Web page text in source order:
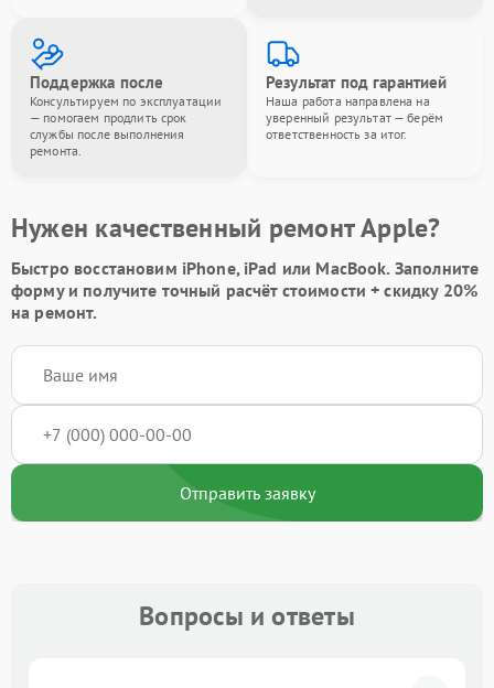
Поддержка после
Консультируем по эксплуатации
— помогаем продлить срок
службы после выполнения
ремонта.
Результат под гарантией
Наша работа направлена на
уверенный результат — берём
ответственность за итог.
Нужен качественный ремонт Apple?
Быстро восстановим iPhone, iPad или MacBook. Заполните
формуи получите точный расчёт стоимости +скидку 20%
на ремонт.
Отправить заявку
Вопросы и ответы